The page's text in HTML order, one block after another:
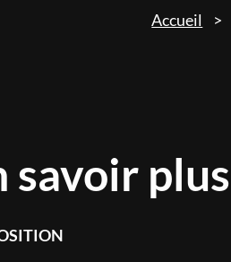
Accueil
savoir plus